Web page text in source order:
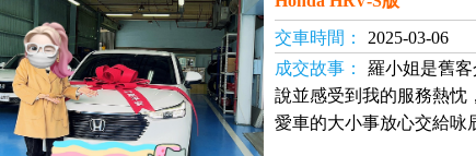
交車時間：
2025-03-06
成交故事：
羅小姐是舊
說並感受到我的服務熱忱
愛車的大小事放心交給咏